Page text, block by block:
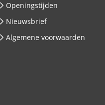
Openingstijden
Nieuwsbrief
Algemene voorwaarden